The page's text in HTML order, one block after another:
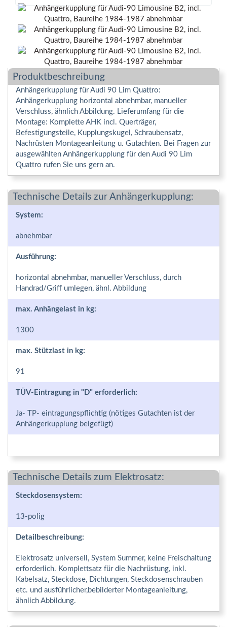
Produktbeschreibung
Anhängerkupplung für Audi 90 Lim Quattro:
Anhängerkupplung horizontal abnehmbar, manueller
Verschluss, ähnlich Abbildung. Lieferumfang für die
Montage: Komplette AHK incl. Querträger,
Befestigungsteile, Kupplungskugel, Schraubensatz,
Nachrüsten Montageanleitung u. Gutachten. Bei Fragen zur
ausgewählten Anhängerkupplung für den Audi 90 Lim
Quattro rufen Sie uns gern an.
Technische Details zur Anhängerkupplung:
System:
abnehmbar
Ausführung:
horizontal abnehmbar, manueller Verschluss, durch
Handrad/Griff umlegen, ähnl. Abbildung
max. Anhängelast in kg:
1300
max. Stützlast in kg:
91
TÜV-Eintragung in "D" erforderlich:
Ja- TP- eintragungspflichtig (nötiges Gutachten ist der
Anhängerkupplung beigefügt)
Technische Details zum Elektrosatz:
Steckdosensystem:
13-polig
Detailbeschreibung:
Elektrosatz universell, System Summer, keine Freischaltung
erforderlich. Komplettsatz für die Nachrüstung, inkl.
Kabelsatz, Steckdose, Dichtungen, Steckdosenschrauben
etc. und ausführlicher,bebilderter Montageanleitung,
ähnlich Abbildung.